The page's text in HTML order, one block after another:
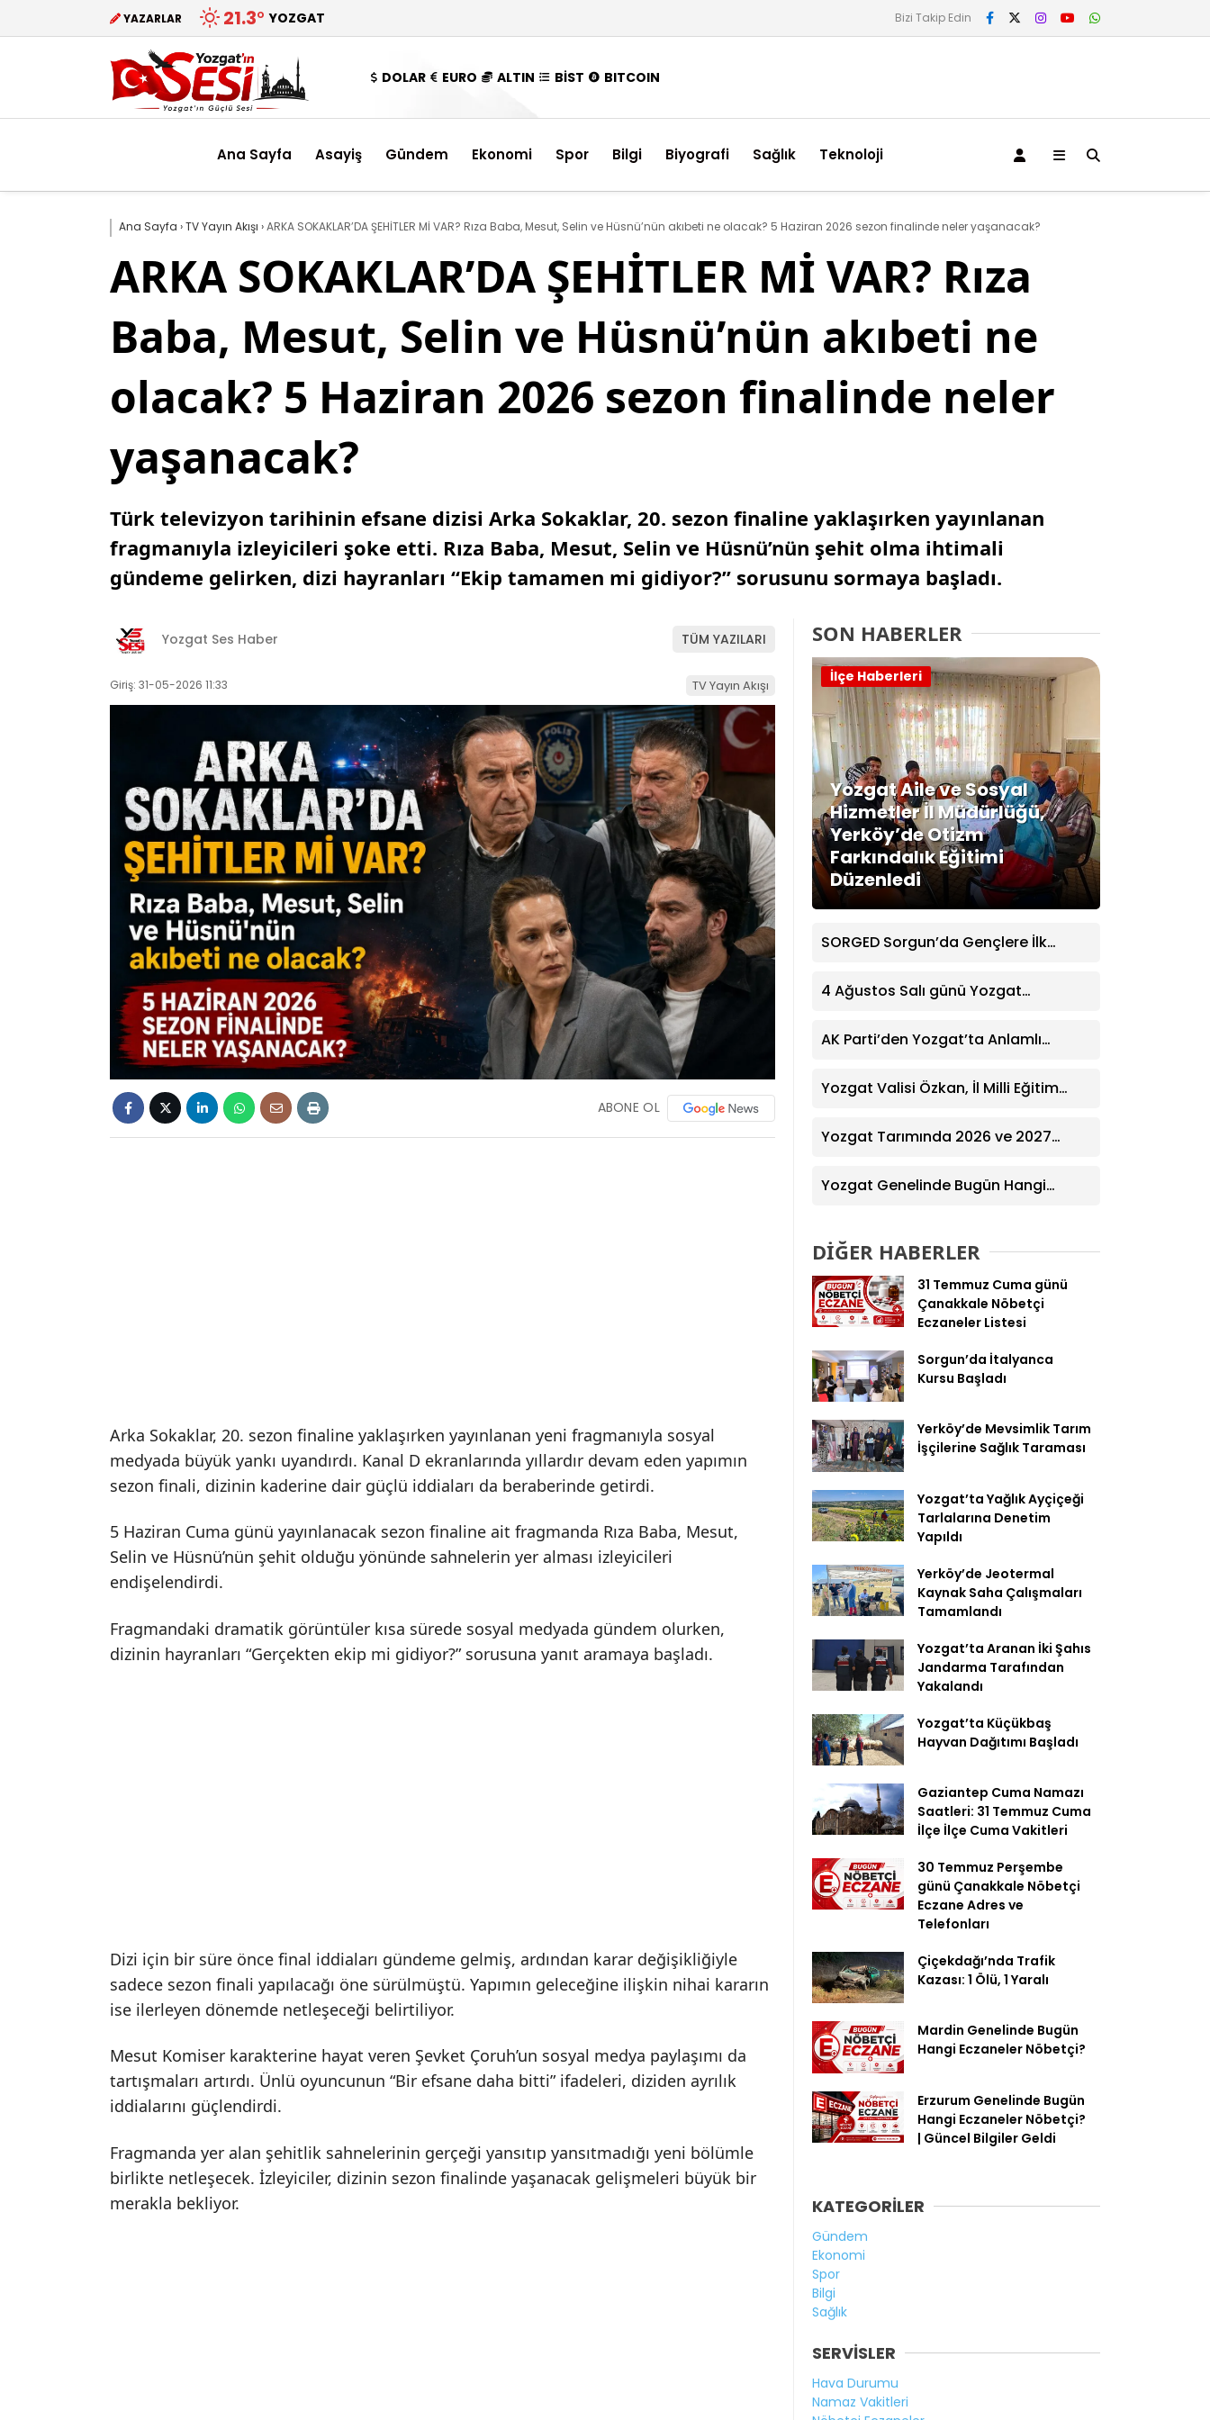
YAZARLAR 21.3° YOZGAT Bizi Takip Edin
DOLAR EURO ALTIN BİST BITCOIN
Ana Sayfa Asayiş Gündem Ekonomi Spor Bilgi Biyografi Sağlık Teknoloji
Ana Sayfa ›TV Yayın Akışı ›ARKA SOKAKLAR’DA ŞEHİTLER Mİ VAR? Rıza Baba, Mesut, Selin ve Hüsnü’nün akıbeti ne olacak? 5 Haziran 2026 sezon finalinde neler yaşanacak?
ARKA SOKAKLAR’DA ŞEHİTLER Mİ VAR? Rıza
Baba, Mesut, Selin ve Hüsnü’nün akıbeti ne
olacak? 5 Haziran 2026 sezon finalinde neler
yaşanacak?
Türk televizyon tarihinin efsane dizisi Arka Sokaklar, 20. sezon finaline yaklaşırken yayınlanan
fragmanıyla izleyicileri şoke etti. Rıza Baba, Mesut, Selin ve Hüsnü’nün şehit olma ihtimali
gündeme gelirken, dizi hayranları “Ekip tamamen mi gidiyor?” sorusunu sormaya başladı.
Yozgat Ses Haber TÜM YAZILARI
Giriş: 31-05-2026 11:33 TV Yayın Akışı
ABONE OL
Arka Sokaklar, 20. sezon finaline yaklaşırken yayınlanan yeni fragmanıyla sosyal
medyada büyük yankı uyandırdı. Kanal D ekranlarında yıllardır devam eden yapımın
sezon finali, dizinin kaderine dair güçlü iddiaları da beraberinde getirdi.
5 Haziran Cuma günü yayınlanacak sezon finaline ait fragmanda Rıza Baba, Mesut,
Selin ve Hüsnü’nün şehit olduğu yönünde sahnelerin yer alması izleyicileri
endişelendirdi.
Fragmandaki dramatik görüntüler kısa sürede sosyal medyada gündem olurken,
dizinin hayranları “Gerçekten ekip mi gidiyor?” sorusuna yanıt aramaya başladı.
Dizi için bir süre önce final iddiaları gündeme gelmiş, ardından karar değişikliğiyle
sadece sezon finali yapılacağı öne sürülmüştü. Yapımın geleceğine ilişkin nihai kararın
ise ilerleyen dönemde netleşeceği belirtiliyor.
Mesut Komiser karakterine hayat veren Şevket Çoruh’un sosyal medya paylaşımı da
tartışmaları artırdı. Ünlü oyuncunun “Bir efsane daha bitti” ifadeleri, diziden ayrılık
iddialarını güçlendirdi.
Fragmanda yer alan şehitlik sahnelerinin gerçeği yansıtıp yansıtmadığı yeni bölümle
birlikte netleşecek. İzleyiciler, dizinin sezon finalinde yaşanacak gelişmeleri büyük bir
merakla bekliyor.
SON HABERLER
Yozgat Aile ve Sosyal
Hizmetler İl Müdürlüğü,
Yerköy’de Otizm
Farkındalık Eğitimi
Düzenledi
İlçe Haberleri
SORGED Sorgun’da Gençlere İlk
4 Ağustos Salı günü Yozgat
Eczane
AK Parti’den Yozgat’ta Anlamlı
Dernek Üyeleriyle Buluştu
Yozgat Valisi Özkan, İl Milli Eğitim
Yozgat Tarımında 2026 ve 2027
Yozgat Genelinde Bugün Hangi
DİĞER HABERLER
31 Temmuz Cuma günü
Çanakkale Nöbetçi
Eczaneler Listesi
Sorgun’da İtalyanca
Kursu Başladı
Yerköy’de Mevsimlik Tarım
İşçilerine Sağlık Taraması
Yozgat’ta Yağlık Ayçiçeği
Tarlalarına Denetim
Yapıldı
Yerköy’de Jeotermal
Kaynak Saha Çalışmaları
Tamamlandı
Yozgat’ta Aranan İki Şahıs
Jandarma Tarafından
Yakalandı
Yozgat’ta Küçükbaş
Hayvan Dağıtımı Başladı
Gaziantep Cuma Namazı
Saatleri: 31 Temmuz Cuma
İlçe İlçe Cuma Vakitleri
30 Temmuz Perşembe
günü Çanakkale Nöbetçi
Eczane Adres ve
Telefonları
Çiçekdağı’nda Trafik
Kazası: 1 Ölü, 1 Yaralı
Mardin Genelinde Bugün
Hangi Eczaneler Nöbetçi?
Erzurum Genelinde Bugün
Hangi Eczaneler Nöbetçi?
| Güncel Bilgiler Geldi
KATEGORİLER
Gündem
Ekonomi
Spor
Bilgi
Sağlık
SERVİSLER
Hava Durumu
Namaz Vakitleri